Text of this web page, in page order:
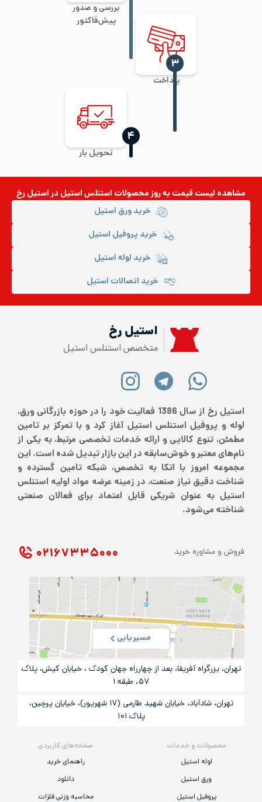
بررسی و صدور
پیش‌فاکتور
پرداخت
‍۳
تحویل بار
‍۴
مشاهده لیست قیمت به روزمحصولات استنلس استیلدر استیل رخ
خرید ورق استیل
خرید پروفیل استیل
خرید لوله استیل
خرید اتصالات استیل
استیل رخ
متخصص استنلس استیل
استیل رخ از سال 1386 فعالیت خود را در حوزه بازرگانی ورق،
لوله و پروفیل استنلس استیل آغاز کرد و با تمرکز بر تامین
مطمئن، تنوع کالایی و ارائه خدمات تخصصی مرتبط، به یکی از
نام‌های معتبر و خوش‌سابقه در این بازار تبدیل شده است. این
مجموعه امروز با اتکا به تخصص، شبکه تامین گسترده و
شناخت دقیق نیاز صنعت، در زمینه عرضه مواد اولیه استنلس
استیل به عنوان شریکی قابل اعتماد برای فعالان صنعتی
شناخته می‌شود.
محصولات و خدمات
لوله استیل
ورق استیل
پروفیل استیل
صفحه‌های کاربردی
راهنمای خرید
دانلود
محاسبه وزنی فلزات
فروش و مشاوره خرید ۰۲۱ ۶۷۳۳۵۰۰۰
مسیریابی
تهران، بزرگراه آفریقا، بعد از چهارراه جهان کودک ، خیابان کیش، پلاک
۵۷، طبقه ۱
تهران، شادآباد، خیابان شهید طارمی (۱۷ شهریور)، خیایان پرچین،
پلاک ۱۰۱